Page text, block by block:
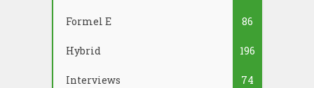
Formel E 86
Hybrid 196
Interviews 74